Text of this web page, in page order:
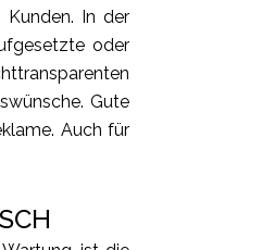
Kunden. In der
oder
Gute
Auch für